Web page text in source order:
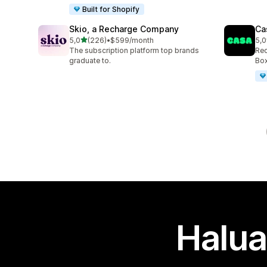
Built for Shopify
Skio, a Recharge Company
5,0/ 5 tähteä
(226)
226 arvostelua yhteensä
•$599/month
The subscription platform top brands
graduate to.
5,0